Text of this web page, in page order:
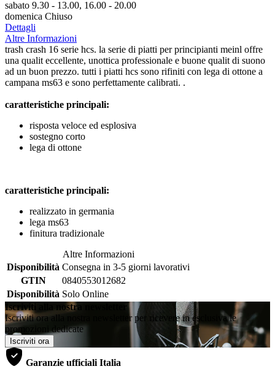
sabato 9.30 - 13.00, 16.00 - 20.00
domenica Chiuso
Dettagli
Altre Informazioni
trash crash 16 serie hcs. la serie di piatti per principianti meinl offre
una qualit eccellente, unottica professionale e buone qualit di suono
ad un buon prezzo. tutti i piatti hcs sono rifiniti con lega di ottone a
campana ms63 e sono perfettamente calibrati. .
caratteristiche principali:
risposta veloce ed esplosiva
sostegno corto
lega di ottone
caratteristiche principali:
realizzato in germania
lega ms63
finitura tradizionale
Altre Informazioni
Disponibilità Consegna in 3-5 giorni lavorativi
GTIN
0840553012682
Disponibilità Solo Online
Iscriviti alla nostra newsletter
Iscriviti ora alla nostra newsletter per ricevere in esclusiva le
promozioni dedicate
Iscriviti ora
Garanzie ufficiali Italia